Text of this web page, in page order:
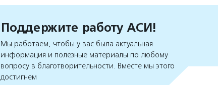
Поддержите работу АСИ!
Мы работаем, чтобы у вас была актуальная
информация и полезные материалы по любому
вопросу в благотворительности. Вместе мы этого
достигнем